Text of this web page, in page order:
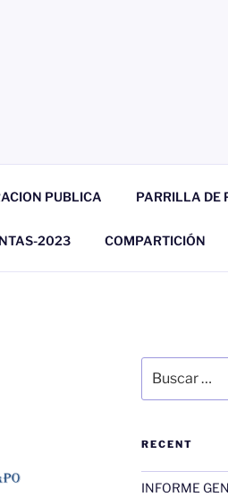
PUBLICA PARRILLA DE
2023 COMPARTICIÓN
por:
RECENT
INFORME